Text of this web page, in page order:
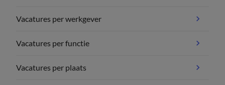
Vacatures per werkgever
Vacatures per functie
Vacatures per plaats